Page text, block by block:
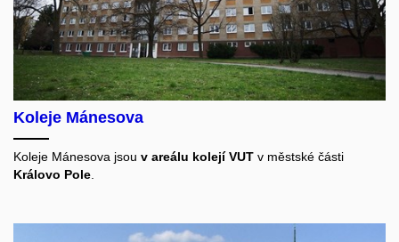
Koleje Mánesova
Koleje Mánesova jsou v areálu kolejí VUT v městské části
Královo Pole